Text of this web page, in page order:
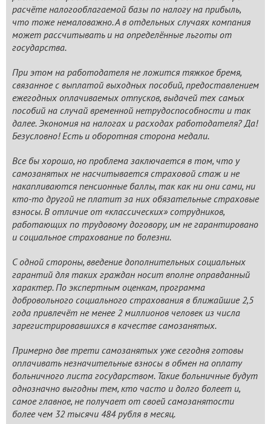
расчёте налогооблагаемой базы по налогу на прибыль,
что тоже немаловажно. А в отдельных случаях компания
может рассчитывать и на определённые льготы от
государства.
При этом на работодателя не ложится тяжкое бремя,
связанное с выплатой выходных пособий, предоставлением
ежегодных оплачиваемых отпусков, выдачей тех самых
пособий на случай временной нетрудоспособности и так
далее. Экономия на налогах и расходах работодателя? Да!
Безусловно! Есть и оборотная сторона медали.
Все бы хорошо, но проблема заключается в том, что у
самозанятых не насчитывается страховой стаж и не
накапливаются пенсионные баллы, так как ни они сами, ни
кто-то другой не платит за них обязательные страховые
взносы. В отличие от «классических» сотрудников,
работающих по трудовому договору, им не гарантировано
и социальное страхование по болезни.
С одной стороны, введение дополнительных социальных
гарантий для таких граждан носит вполне оправданный
характер. По экспертным оценкам, программа
добровольного социального страхования в ближайшие 2,5
года привлечёт не менее 2 миллионов человек из числа
зарегистрировавшихся в качестве самозанятых.
Примерно две трети самозанятых уже сегодня готовы
оплачивать незначительные взносы в обмен на оплату
больничного листа государством. Такие больничные будут
однозначно выгодны тем, кто часто и долго болеет и,
самое главное, не получает от своей самозанятости
более чем 32 тысячи 484 рубля в месяц.